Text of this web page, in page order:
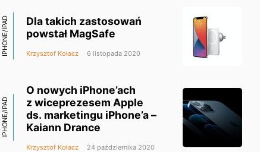
IPHONE/IPAD
Dla takich zastosowań
powstał MagSafe
Krzysztof Kołacz 6 listopada 2020
IPHONE/IPAD
O nowych iPhone’ach
z wiceprezesem Apple
ds. marketingu iPhone’a –
Kaiann Drance
Krzysztof Kołacz 24 października 2020